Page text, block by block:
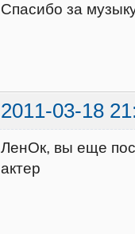
Спасибо за
2011-03-18
ЛенОк, вы еще
актер